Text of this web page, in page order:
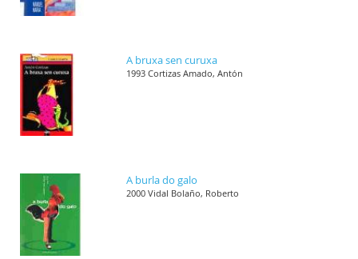
A bruxa sen curuxa
1993 Cortizas Amado, Antón
A burla do galo
2000 Vidal Bolaño, Roberto